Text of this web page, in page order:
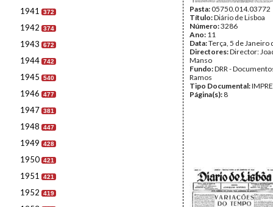
1941 372
1942 374
1943 672
1944 742
1945 540
1946 477
1947 381
1948 447
1949 428
1950 421
1951 421
1952 419
Pasta:05750.014.03772
Título:Diário de Lisboa
Número:3286
Ano: 11
Data:Terça, 5 de Janeiro
Directores:Director:
Manso
Fundo:DRR -
Ramos
Tipo Documental:
Página(s): 8